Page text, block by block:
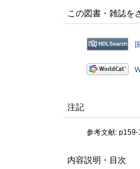
この図書・雑誌を
注記
参考文献: p159-
内容説明・目次